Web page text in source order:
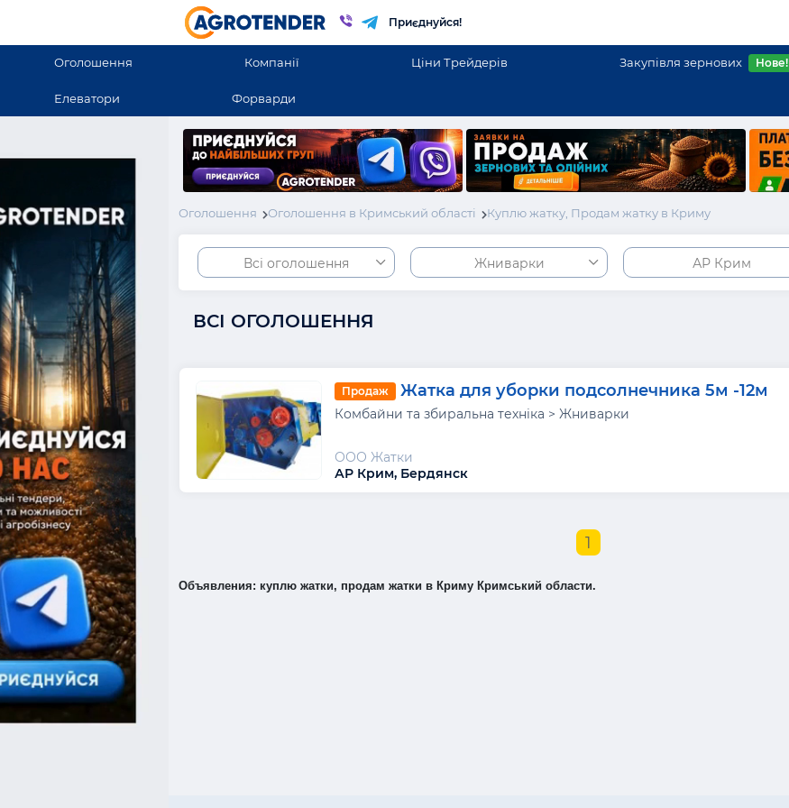
Приєднуйся!
Оголошення Компанії Ціни Трейдерів Закупівля зернових Нове!
Елеватори Форварди
Оголошення Оголошення в Кримський області Куплю жатку, Продам жатку в Криму
Всі оголошення Жниварки АР Крим
ВСІ ОГОЛОШЕННЯ
Продаж Жатка для уборки подсолнечника 5м -12м
Комбайни та збиральна техніка > Жниварки
ООО Жатки
АР Крим, Бердянск
1
Объявления: куплю жатки, продам жатки в Криму Кримський области.